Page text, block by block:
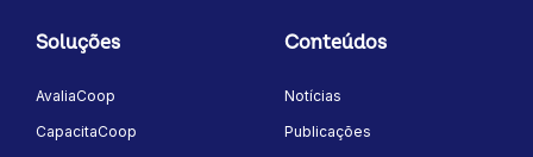
Soluções
AvaliaCoop
CapacitaCoop
Conteúdos
Notícias
Publicações